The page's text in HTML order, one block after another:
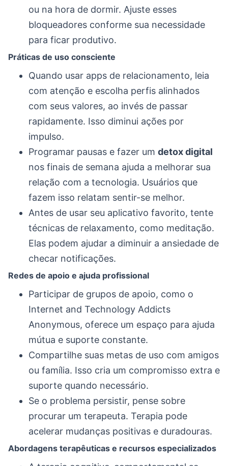
ou na hora de dormir. Ajuste esses
bloqueadores conforme sua necessidade
para ficar produtivo.
Práticas de uso consciente
Quando usar apps de relacionamento, leia
com atenção e escolha perfis alinhados
com seus valores, ao invés de passar
rapidamente. Isso diminui ações por
impulso.
Programar pausas e fazer um detox digital
nos finais de semana ajuda a melhorar sua
relação com a tecnologia. Usuários que
fazem isso relatam sentir-se melhor.
Antes de usar seu aplicativo favorito, tente
técnicas de relaxamento, como meditação.
Elas podem ajudar a diminuir a ansiedade de
checar notificações.
Redes de apoio e ajuda profissional
Participar de grupos de apoio, como o
Internet and Technology Addicts
Anonymous, oferece um espaço para ajuda
mútua e suporte constante.
Compartilhe suas metas de uso com amigos
ou família. Isso cria um compromisso extra e
suporte quando necessário.
Se o problema persistir, pense sobre
procurar um terapeuta. Terapia pode
acelerar mudanças positivas e duradouras.
Abordagens terapêuticas e recursos especializados